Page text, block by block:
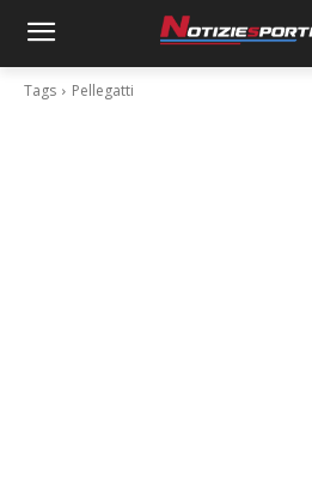
Tags Pellegatti